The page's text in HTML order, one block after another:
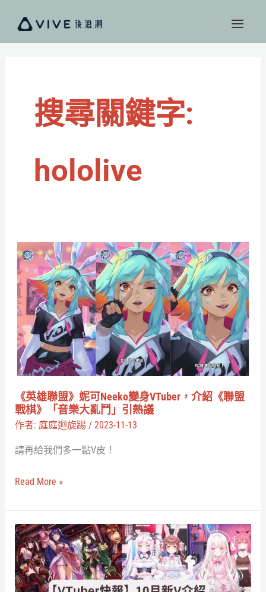
主
搜尋關鍵字:
hololive
《英雄聯盟》妮可Neeko變身VTuber，介紹《聯盟
戰棋》「音樂大亂鬥」引熱議
作者: 庭庭迴旋踢 / 2023-11-13
請再給我們多一點V皮！
《英
雄
聯
盟》
妮
可
Neeko
變
身
VTuber，
介
《聯
棋》
「音
樂
大
亂
Read More »
【VTuber
快
報】
10